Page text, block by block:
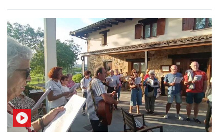
Kantujira taldearen saioa Goiburuko festetan